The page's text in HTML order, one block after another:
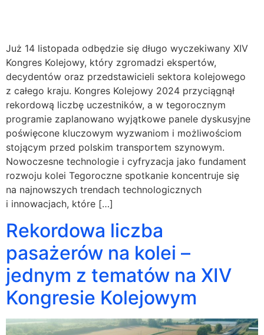
Już 14 listopada odbędzie się długo wyczekiwany XIV
Kongres Kolejowy, który zgromadzi ekspertów,
decydentów oraz przedstawicieli sektora kolejowego
z całego kraju. Kongres Kolejowy 2024 przyciągnął
rekordową liczbę uczestników, a w tegorocznym
programie zaplanowano wyjątkowe panele dyskusyjne
poświęcone kluczowym wyzwaniom i możliwościom
stojącym przed polskim transportem szynowym.
Nowoczesne technologie i cyfryzacja jako fundament
rozwoju kolei Tegoroczne spotkanie koncentruje się
na najnowszych trendach technologicznych
i innowacjach, które […]
Rekordowa liczba
pasażerów na kolei –
jednym z tematów na XIV
Kongresie Kolejowym